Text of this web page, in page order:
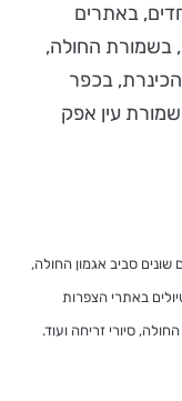
באתרים
בשמורת החולה,
בכפר
עין אפק
סביב אגמון החולה,
באתרי הצפרות
סיורי זריחה ועוד.